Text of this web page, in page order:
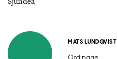
MATS LUNDQVIST